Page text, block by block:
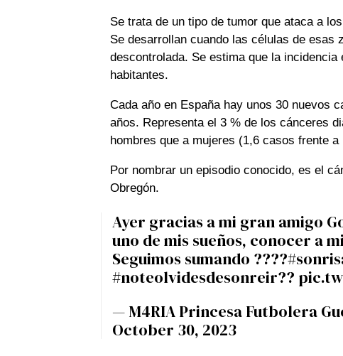
Se trata de un tipo de tumor que ataca a
Se desarrollan cuando las células de esas
descontrolada. Se estima que la
habitantes.
Cada año en España hay unos 30 nuevos
años. Representa el 3 % de los cánceres
hombres que a mujeres (1,6 casos frente a
Por nombrar un episodio conocido, es el
Obregón.
Ayer gracias a mi gran amigo
uno de mis sueños, conocer a
Seguimos sumando ????
#noteolvidesdesonreir??
— M4RIA Princesa Futbolera
October 30, 2023